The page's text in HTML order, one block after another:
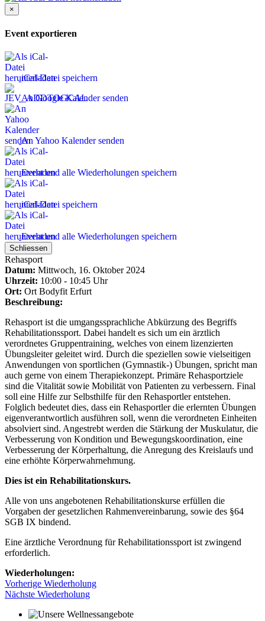
×
Event exportieren
iCal-Datei speichern
An Google Kalender senden
An Yahoo Kalender senden
Event und alle Wiederholungen speichern
iCal-Datei speichern
Event und alle Wiederholungen speichern
Schliessen
Rehasport
Datum: Mittwoch, 16. Oktober 2024
Uhrzeit: 10:00 - 10:45 Uhr
Ort: Ort Bodyfit Erfurt
Beschreibung:
Rehasport ist die umgangssprachliche Abkürzung des Begriffs
Rehabilitationssport. Dabei handelt es sich um ein ärztlich
verordnetes Gruppentraining, welches von einem lizenzierten
Übungsleiter geleitet wird. Durch die speziellen sowie vielseitigen
Anwendungen von sportlichen (Gymnastik-) Übungen, spricht man
auch gerne von einem Therapiekonzept. Primäre Rehasportziele
sind die Vitalität sowie Mobilität von Patienten zu verbessern. Final
soll eine Hilfe zur Selbsthilfe für den Rehasportler entstehen.
Folglich bedeutet dies, dass ein Rehasportler die erlernten Übungen
eigenverantwortlich ausführen soll, wenn die verordneten Einheiten
absolviert sind. Angestrebt werden die Stärkung der Muskulatur, die
Verbesserung von Kondition und Bewegungskoordination, eine
Verbesserung der Körperhaltung, die Anregung des Kreislaufs und
eine erhöhte Körperwahrnehmung.
Dies ist ein Rehabilitationskurs.
Alle von uns angebotenen Rehabilitationskurse erfüllen die
Vorgaben der gesetzlichen Rahmenvereinbarung, sowie des §64
SGB IX bindend.
Eine ärztliche Verordnung für Rehabilitationssport ist zwingend
erforderlich.
Wiederholungen:
Vorherige Wiederholung
Nächste Wiederholung